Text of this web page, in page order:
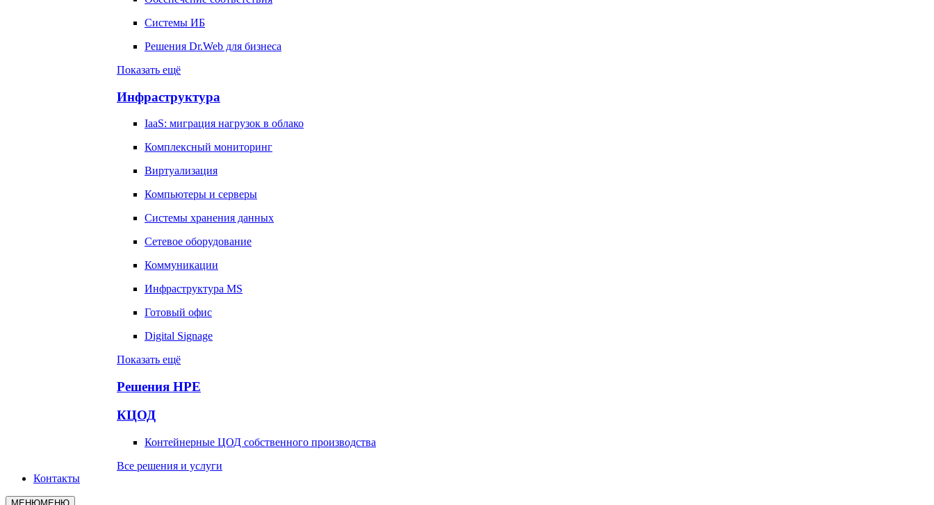
Системы ИБ
Решения Dr.Web для бизнеса
Показать ещё
Инфраструктура
IaaS: миграция нагрузок в облако
Комплексный мониторинг
Виртуализация
Компьютеры и серверы
Системы хранения данных
Сетевое оборудование
Коммуникации
Инфраструктура MS
​Готовый офис
Digital Signage
Показать ещё
Решения HPE
КЦОД
Контейнерные ЦОД собственного производства
Все решения и услуги
Контакты